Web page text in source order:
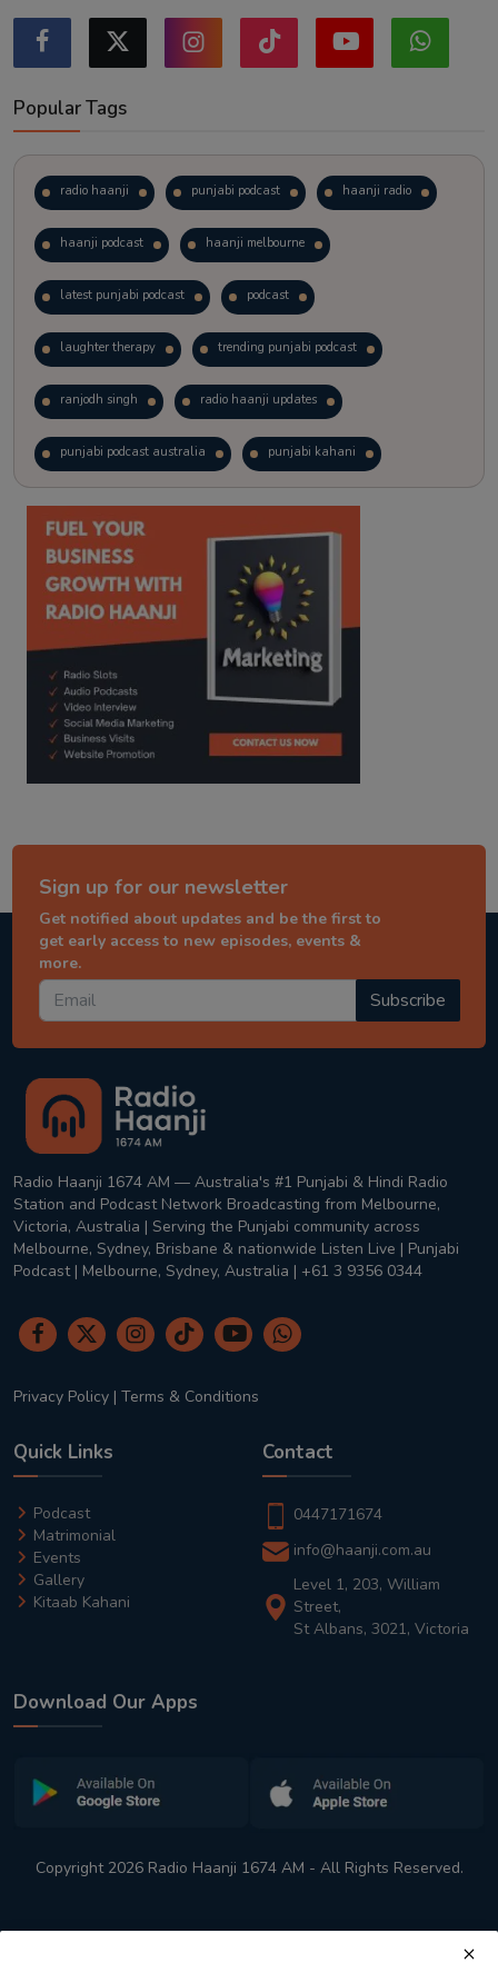
Popular Tags
radio haanji punjabi podcast haanji radio
haanji podcast haanji melbourne
latest punjabi podcast podcast
laughter therapy trending punjabi podcast
ranjodh singh radio haanji updates
punjabi podcast australia punjabi kahani
kitaab kahani punjabi story
Sign up for our newsletter
Get notified about updates and be the first to
get early access to new episodes, events &
more.
Subscribe
Radio Haanji 1674 AM — Australia's #1 Punjabi & Hindi Radio
Station and Podcast Network Broadcasting from Melbourne,
Victoria, Australia | Serving the Punjabi community across
Melbourne, Sydney, Brisbane & nationwide Listen Live | Punjabi
Podcast | Melbourne, Sydney, Australia | +61 3 9356 0344
Privacy Policy | Terms & Conditions
Quick Links
Podcast
Matrimonial
Events
Gallery
Kitaab Kahani
Contact
0447171674
info@haanji.com.au
Level 1, 203, William
Street,
St Albans, 3021, Victoria
Download Our Apps
Copyright 2026 Radio Haanji 1674 AM - All Rights Reserved.